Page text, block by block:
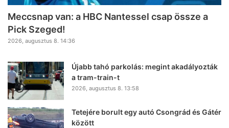
Meccsnap van: a HBC Nantessel csap össze a
Pick Szeged!
2026, augusztus 8. 14:36
Újabb tahó parkolás: megint akadályozták
a tram-train-t
2026, augusztus 8. 13:58
Tetejére borult egy autó Csongrád és Gátér
között